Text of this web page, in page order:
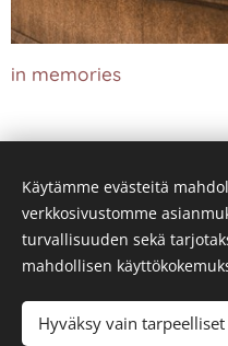
in memories
© 2026 kennel
Luotu
Käytämme evästeitä
verkkosivustomme
turvallisuuden sekä
mahdollisen
Hyväksy vain tarpeelliset